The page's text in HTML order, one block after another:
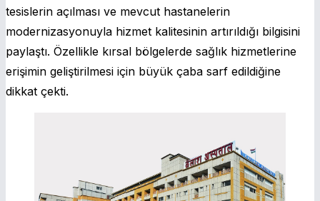
tesislerin açılması ve mevcut hastanelerin
modernizasyonuyla hizmet kalitesinin artırıldığı bilgisini
paylaştı. Özellikle kırsal bölgelerde sağlık hizmetlerine
erişimin geliştirilmesi için büyük çaba sarf edildiğine
dikkat çekti.